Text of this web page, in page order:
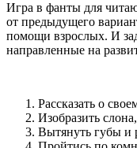
Игра в фанты для
от предыдущего
помощи взрослых. И
направленные на
Рассказать о
Изобразить
Вытянуть губы и